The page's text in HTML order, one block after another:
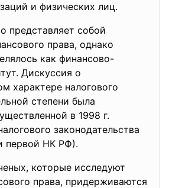
и физических лиц.
представляет собой
права, однако
как финансово-
Дискуссия о
характере налогового
степени была
в 1998 г.
законодательства
первой НК РФ).
которые исследуют
права, придерживаются